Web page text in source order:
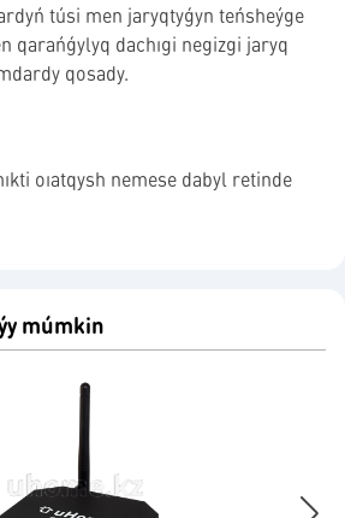
túsi men jaryqtyǵyn teńsheýge
qarańǵylyq dachıgi negizgi jaryq
qosady.
oıatqysh nemese dabyl retinde
múmkin